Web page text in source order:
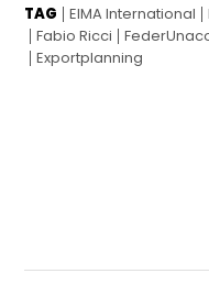
TAG EIMA International
Fabio Ricci
Exportplanning